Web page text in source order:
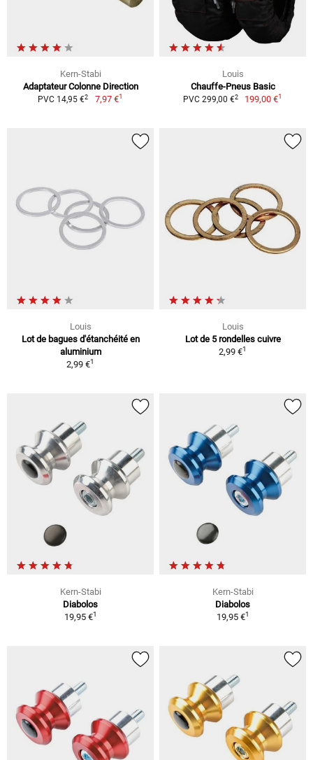
Kern-Stabi
Adaptateur Colonne Direction
PVC 14,95 €2 7,97 €1
Louis
Chauffe-Pneus Basic
PVC 299,00 €2 199,00 €1
Louis
Lot de bagues d'étanchéité en
aluminium
2,99 €1
Louis
Lot de 5 rondelles cuivre
2,99 €1
Kern-Stabi
Diabolos
19,95 €1
Kern-Stabi
Diabolos
19,95 €1